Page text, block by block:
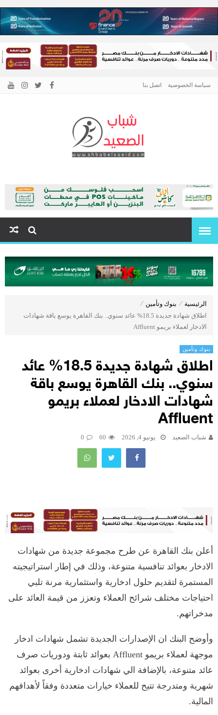
سياسة الخصوصية اتصل بنا
شباب الصعيد
الرئيسية ⁄ بنوك وتأمين ⁄
اطلاق شهادة جديدة 18.5% عائد سنوي.. بنك القاهرة يوسع باقة شهادات
الادخار لعملاء بريمو Affluent
بنوك وتأمين
اطلاق شهادة جديدة 18.5% عائد
سنوي.. بنك القاهرة يوسع باقة
شهادات الادخار لعملاء بريمو
Affluent
شباب الصعيد يونيو 4, 2026 60
0
أعلن بنك القاهرة عن طرح مجموعة جديدة من شهادات
الادخار بعوائد تنافسية متنوعة، وذلك في إطار استراتيجيته
المستمرة لتقديم حلول ادخارية واستثمارية مرنة تلبي
احتياجات مختلف شرائح العملاء وتعزز من قيمة العائد على
مدخراتهم.
وأوضح البنك ان الإصدارات الجديدة تشمل شهادات ادخار
موجهة لعملاء بريمو Affluent بعوائد ثابتة ودوريات صرف
عائد متنوعة، بالإضافة الي شهادات ادخارية أخرى بعوائد
شهرية ومتدرجة تتيح للعملاء خيارات متعددة وفقاً لأهدافهم
المالية.